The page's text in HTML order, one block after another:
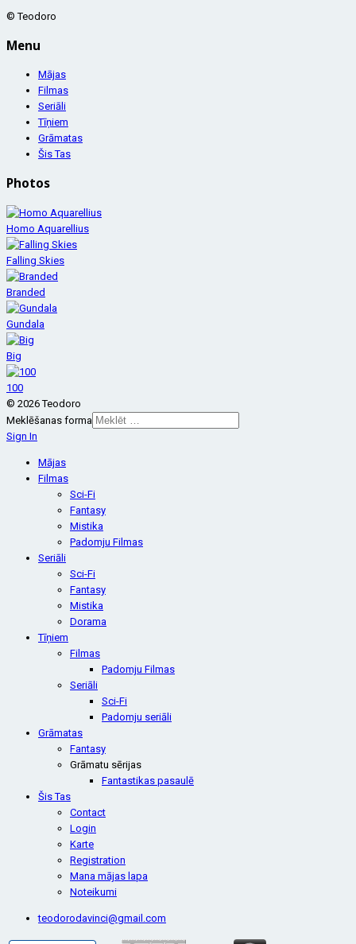
© Teodoro
Menu
Mājas
Filmas
Seriāli
Tīņiem
Grāmatas
Šis Tas
Photos
Homo Aquarellius
Falling Skies
Branded
Gundala
Big
100
© 2026 Teodoro
Meklēšanas forma
Sign In
Mājas
Filmas
Sci-Fi
Fantasy
Mistika
Padomju Filmas
Seriāli
Sci-Fi
Fantasy
Mistika
Dorama
Tīņiem
Filmas
Padomju Filmas
Seriāli
Sci-Fi
Padomju seriāli
Grāmatas
Fantasy
Grāmatu sērijas
Fantastikas pasaulē
Šis Tas
Contact
Login
Karte
Registration
Mana mājas lapa
Noteikumi
teodorodavinci@gmail.com